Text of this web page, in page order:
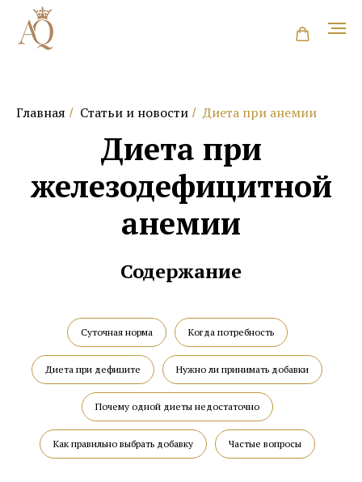
Главная / Статьи и новости / Диета при анемии
Диета при
железодефицитной
анемии
Содержание
Суточная норма Когда потребность
Диета при дефиците Нужно ли принимать добавки
Почему одной диеты недостаточно
Как правильно выбрать добавку Частые вопросы